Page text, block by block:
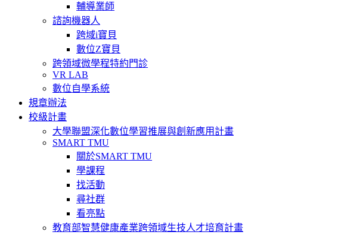
輔導業師
諮詢機器人
跨域i寶貝
數位Z寶貝
跨領域微學程特約門診
VR LAB
數位自學系統
規章辦法
校級計畫
大學聯盟深化數位學習推展與創新應用計畫
SMART TMU
關於SMART TMU
學課程
找活動
尋社群
看亮點
教育部智慧健康產業跨領域生技人才培育計畫